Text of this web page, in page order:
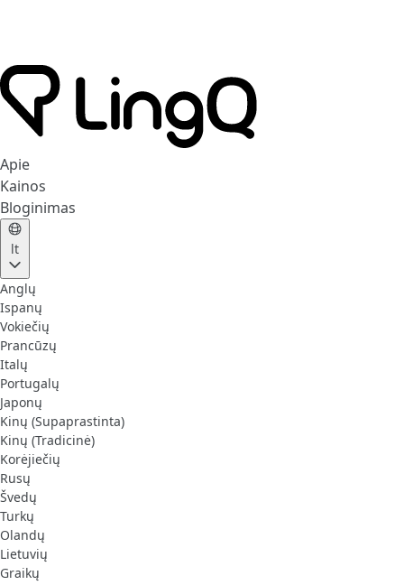
Apie
Kainos
Bloginimas
lt
Anglų
Ispanų
Vokiečių
Prancūzų
Italų
Portugalų
Japonų
Kinų (Supaprastinta)
Kinų (Tradicinė)
Korėjiečių
Rusų
Švedų
Turkų
Olandų
Lietuvių
Graikų